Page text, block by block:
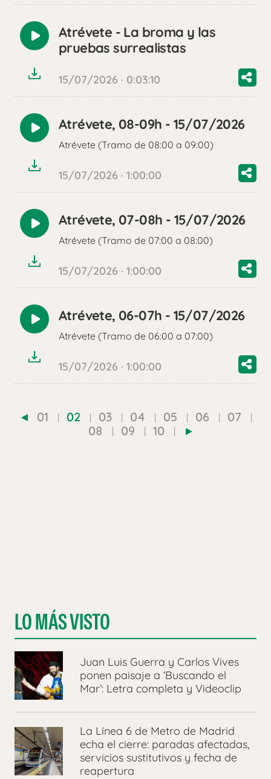
Reproducir
audio
Atrévete - La broma y las
pruebas surrealistas
15/07/2026 · 0:03:10
Reproducir
audio
Atrévete, 08-09h - 15/07/2026
Atrévete (Tramo de 08:00 a 09:00)
15/07/2026 · 1:00:00
Reproducir
audio
Atrévete, 07-08h - 15/07/2026
Atrévete (Tramo de 07:00 a 08:00)
15/07/2026 · 1:00:00
Reproducir
audio
Atrévete, 06-07h - 15/07/2026
Atrévete (Tramo de 06:00 a 07:00)
15/07/2026 · 1:00:00
01 02 03 04 05 06
07
08
09 10
LO MÁS VISTO
Juan Luis Guerra y Carlos Vives
ponen paisaje a ‘Buscando el
Mar’: Letra completa y Videoclip
La Línea 6 de Metro de Madrid
echa el cierre: paradas afectadas,
servicios sustitutivos y fecha de
reapertura